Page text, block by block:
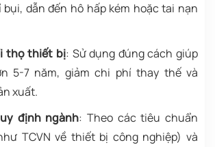
bụi, dẫn đến hô hấp kém hoặc tai nạn
thọ thiết bị: Sử dụng đúng cách giúp
5-7 năm, giảm chi phí thay thế và
xuất.
định ngành: Theo các tiêu chuẩn
TCVN về thiết bị công nghiệp) và